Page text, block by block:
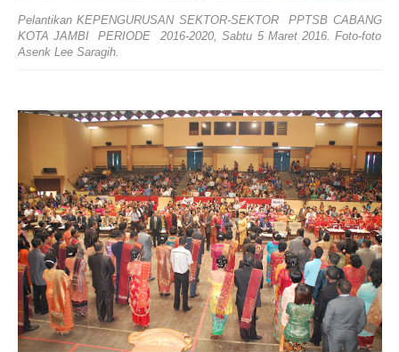
Pelantikan KEPENGURUSAN SEKTOR-SEKTOR PPTSB CABANG
KOTA JAMBI PERIODE 2016-2020, Sabtu 5 Maret 2016. Foto-foto
Asenk Lee Saragih.